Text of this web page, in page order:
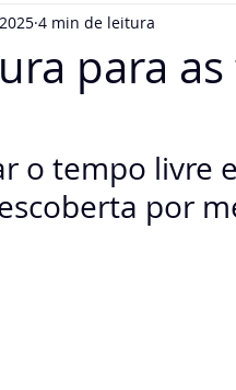
para
4 min de leitura
o tempo livre
por